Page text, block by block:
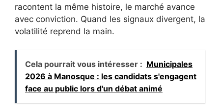
racontent la même histoire, le marché avance
avec conviction. Quand les signaux divergent, la
volatilité reprend la main.
Cela pourrait vous intéresser : Municipales
2026 à Manosque : les candidats s'engagent
face au public lors d'un débat animé